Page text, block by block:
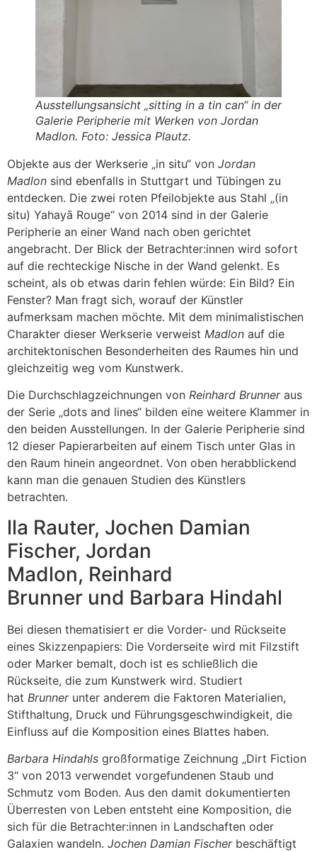
Ausstellungsansicht „sitting in a tin can“ in der
Galerie Peripherie mit Werken von Jordan
Madlon. Foto: Jessica Plautz.
Objekte aus der Werkserie „in situ“ von Jordan
Madlon sind ebenfalls in Stuttgart und Tübingen zu
entdecken. Die zwei roten Pfeilobjekte aus Stahl „(in
situ) Yahayā Rouge“ von 2014 sind in der Galerie
Peripherie an einer Wand nach oben gerichtet
angebracht. Der Blick der Betrachter:innen wird sofort
auf die rechteckige Nische in der Wand gelenkt. Es
scheint, als ob etwas darin fehlen würde: Ein Bild? Ein
Fenster? Man fragt sich, worauf der Künstler
aufmerksam machen möchte. Mit dem minimalistischen
Charakter dieser Werkserie verweist Madlon auf die
architektonischen Besonderheiten des Raumes hin und
gleichzeitig weg vom Kunstwerk.
Die Durchschlagzeichnungen von Reinhard Brunneraus
der Serie „dots and lines“ bilden eine weitere Klammer in
den beiden Ausstellungen. In der Galerie Peripherie sind
12 dieser Papierarbeiten auf einem Tisch unter Glas in
den Raum hinein angeordnet. Von oben herabblickend
kann man die genauen Studien des Künstlers
betrachten.
lla Rauter, Jochen Damian
Fischer, Jordan
Madlon, Reinhard
Brunner und Barbara Hindahl
Bei diesen thematisiert er die Vorder- und Rückseite
eines Skizzenpapiers: Die Vorderseite wird mit Filzstift
oder Marker bemalt, doch ist es schließlich die
Rückseite, die zum Kunstwerk wird. Studiert
hat Brunner unter anderem die Faktoren Materialien,
Stifthaltung, Druck und Führungsgeschwindigkeit, die
Einfluss auf die Komposition eines Blattes haben.
Barbara Hindahls großformatige Zeichnung „Dirt Fiction
3“ von 2013 verwendet vorgefundenen Staub und
Schmutz vom Boden. Aus den damit dokumentierten
Überresten von Leben entsteht eine Komposition, die
sich für die Betrachter:innen in Landschaften oder
Galaxien wandeln. Jochen Damian Fischerbeschäftigt